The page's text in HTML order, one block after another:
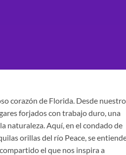
corazón de Florida. Desde nuestro
forjados con trabajo duro, una
naturaleza. Aquí, en el condado de
orillas del río Peace, se
el que nos inspira a